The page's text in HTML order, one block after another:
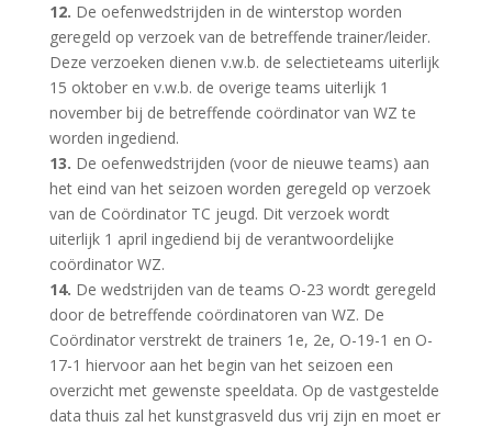
12. De oefenwedstrijden in de winterstop worden
geregeld op verzoek van de betreffende trainer/leider.
Deze verzoeken dienen v.w.b. de selectieteams uiterlijk
15 oktober en v.w.b. de overige teams uiterlijk 1
november bij de betreffende coördinator van WZ te
worden ingediend.
13. De oefenwedstrijden (voor de nieuwe teams) aan
het eind van het seizoen worden geregeld op verzoek
van de Coördinator TC jeugd. Dit verzoek wordt
uiterlijk 1 april ingediend bij de verantwoordelijke
coördinator WZ.
14. De wedstrijden van de teams O-23 wordt geregeld
door de betreffende coördinatoren van WZ. De
Coördinator verstrekt de trainers 1e, 2e, O-19-1 en O-
17-1 hiervoor aan het begin van het seizoen een
overzicht met gewenste speeldata. Op de vastgestelde
data thuis zal het kunstgrasveld dus vrij zijn en moet er